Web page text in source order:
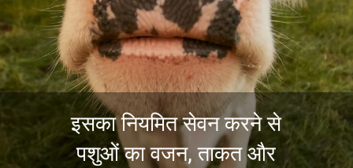
इसका नियमित सेवन करने से
पशुओं का वजन, ताकत और